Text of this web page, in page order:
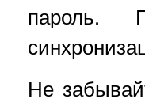
пароль.
Не